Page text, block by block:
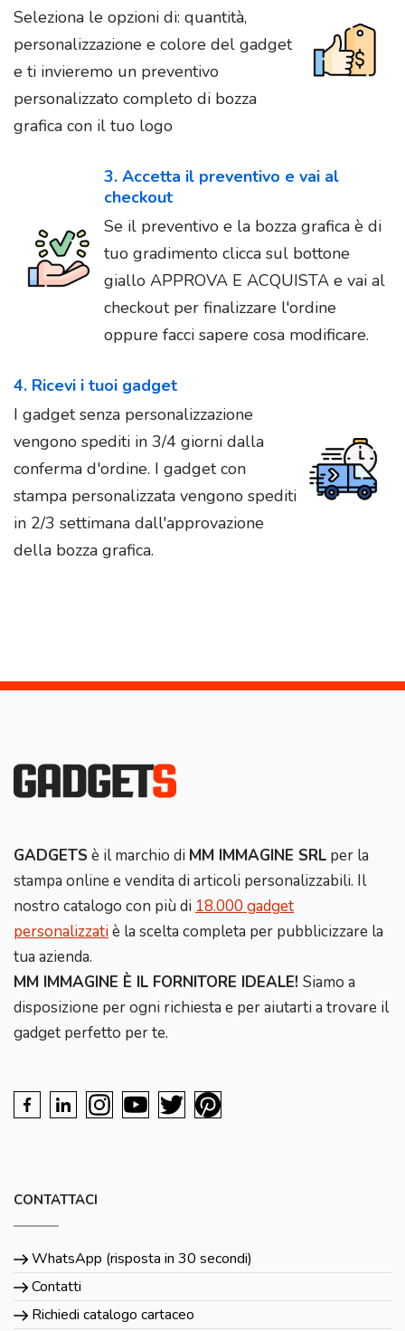
Seleziona le opzioni di: quantità,
personalizzazione e colore del gadget
e ti invieremo un preventivo
personalizzato completo di bozza
grafica con il tuo logo
3. Accetta il preventivo e vai al
checkout
Se il preventivo e la bozza grafica è di
tuo gradimento clicca sul bottone
giallo APPROVA E ACQUISTA e vai al
checkout per finalizzare l'ordine
oppure facci sapere cosa modificare.
4. Ricevi i tuoi gadget
I gadget senza personalizzazione
vengono spediti in 3/4 giorni dalla
conferma d'ordine. I gadget con
stampa personalizzata vengono spediti
in 2/3 settimana dall'approvazione
della bozza grafica.
GADGETS è il marchio di MM IMMAGINE SRL per la
stampa online e vendita di articoli personalizzabili. Il
nostro catalogo con più di 18.000 gadget
personalizzatiè la scelta completa per pubblicizzare la
tua azienda.
MM IMMAGINE È IL FORNITORE IDEALE! Siamo a
disposizione per ogni richiesta e per aiutarti a trovare il
gadget perfetto per te.
CONTATTACI
WhatsApp (risposta in 30 secondi)
Contatti
Richiedi catalogo cartaceo